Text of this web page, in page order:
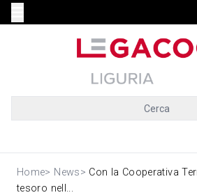
Cerca
Home> News> Con la Cooperativa
tesoro nell...